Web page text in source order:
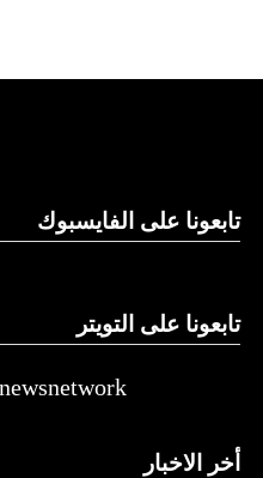
تابعونا على الفايسبوك
تابعونا على التويتر
أخر الاخبار